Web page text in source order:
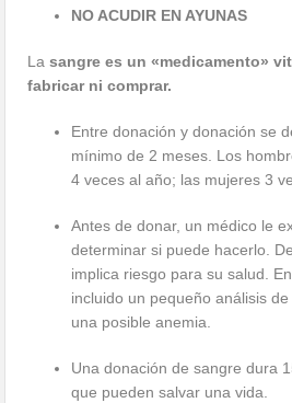
NO ACUDIR EN AYUNAS
Lasangre es un «medicamento»
fabricar ni comprar.
Entre donación y donación se
mínimo de 2 meses. Los
4 veces al año; las mujeres 3
Antes de donar, un médico le
determinar si puede hacerlo.
implica riesgo para su salud.
incluido un pequeño análisis
una posible anemia.
Una donación de sangre dura
que pueden salvar una vida.